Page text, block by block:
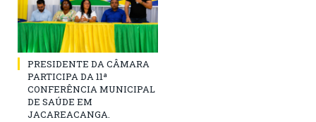
PRESIDENTE DA CÂMARA
PARTICIPA DA 11ª
CONFERÊNCIA MUNICIPAL
DE SAÚDE EM
JACAREACANGA.